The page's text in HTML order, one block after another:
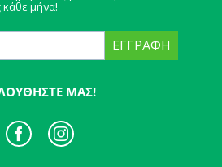
μήνα!
ΕΓΓΡΑΦΉ
ΜΑΣ!